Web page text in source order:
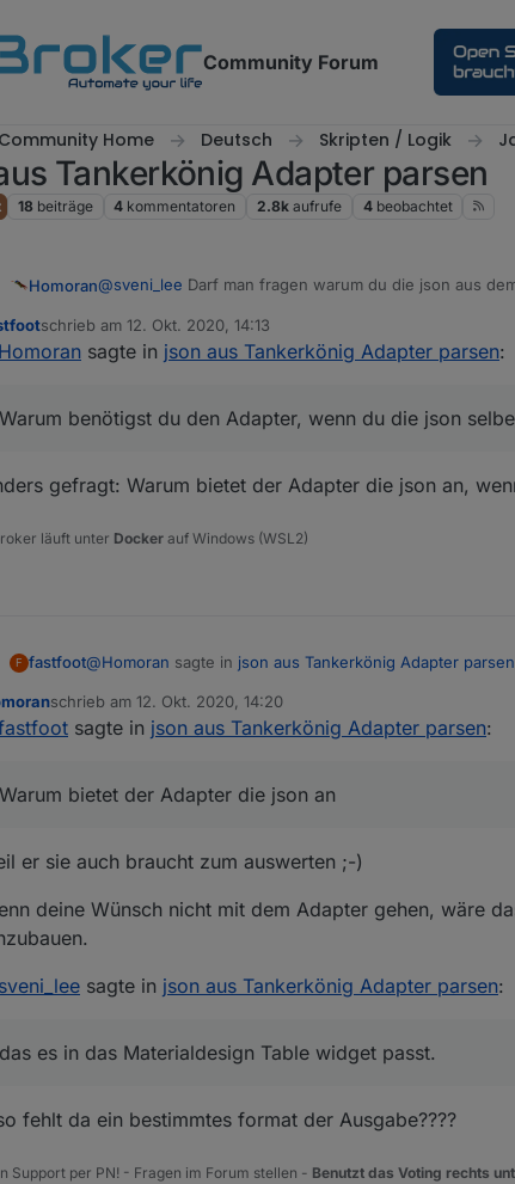
Community Forum
Home Deutsch Skripten / Logik
Tankerkönig Adapter parsen
18 beiträge 4 kommentatoren 2.8k aufrufe 4 beobachtet
Homoran@sveni_lee Darf man fragen warum du die json aus
Oder:
Warum benötigst du den Adapter, wenn du die json
schrieb am 12. Okt. 2020, 14:13
zuletzt editiert von
Homoran sagte in json aus Tankerkönig Adapter parsen:
Warum benötigst du den Adapter, wenn du die json
gefragt: Warum bietet der Adapter die json an,
läuft unter Docker auf Windows (WSL2)
F fastfoot@Homoran sagte in json aus Tankerkönig Adapter parsen
Warum benötigst du den Adapter, wenn du die json
Anders gefragt: Warum bietet der Adapter die json an,
stören
schrieb am 12. Okt. 2020, 14:20
zuletzt editiert von
sagte in json aus Tankerkönig Adapter parsen:
Warum bietet der Adapter die json an
er sie auch braucht zum auswerten ;-)
deine Wünsch nicht mit dem Adapter gehen, wäre
sveni_lee sagte in json aus Tankerkönig Adapter parsen:
das es in das Materialdesign Table widget passt.
fehlt da ein bestimmtes format der Ausgabe????
Support per PN! - Fragen im Forum stellen - Benutzt das Voting rechts